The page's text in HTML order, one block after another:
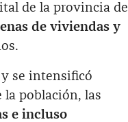
de la provincia de
de viviendas y
y se intensificó
la población, las
e incluso